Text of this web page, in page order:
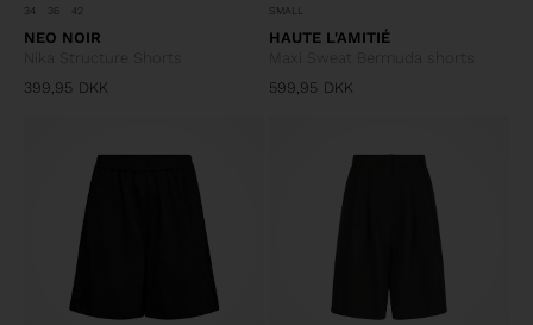
34 36 42
NEO NOIR
Nika Structure Shorts
399,95 DKK
SMALL
HAUTE L'AMITIÉ
Maxi Sweat Bermuda shorts
599,95 DKK